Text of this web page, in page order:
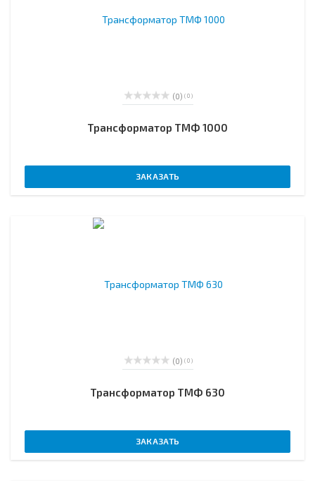
(0) ( 0 )
Трансформатор ТМФ 1000
ЗАКАЗАТЬ
(0) ( 0 )
Трансформатор ТМФ 630
ЗАКАЗАТЬ